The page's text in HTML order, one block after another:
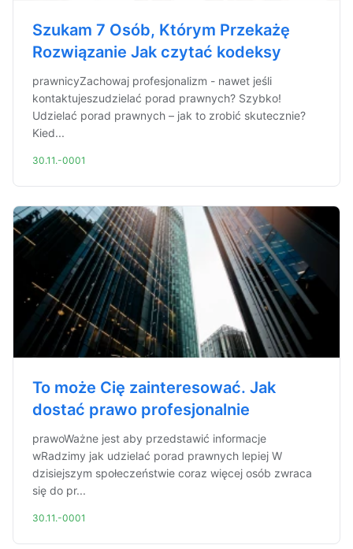
Szukam 7 Osób, Którym Przekażę
Rozwiązanie Jak czytać kodeksy
prawnicyZachowaj profesjonalizm - nawet jeśli
kontaktujeszudzielać porad prawnych? Szybko!
Udzielać porad prawnych – jak to zrobić skutecznie?
Kied...
30.11.-0001
To może Cię zainteresować. Jak
dostać prawo profesjonalnie
prawoWażne jest aby przedstawić informacje
wRadzimy jak udzielać porad prawnych lepiej W
dzisiejszym społeczeństwie coraz więcej osób zwraca
się do pr...
30.11.-0001